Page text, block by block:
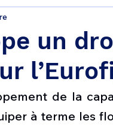
Avion
DSA Amphibie
un
de la
à terme les